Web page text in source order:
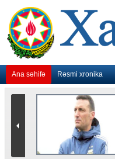
Ana səhifə Rəsmi xronika